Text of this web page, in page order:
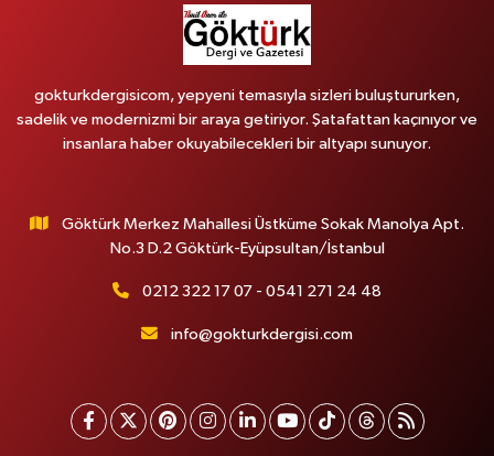
gokturkdergisicom, yepyeni temasıyla sizleri buluştururken,
sadelik ve modernizmi bir araya getiriyor. Şatafattan kaçınıyor ve
insanlara haber okuyabilecekleri bir altyapı sunuyor.
Göktürk Merkez Mahallesi Üstküme Sokak Manolya Apt.
No.3 D.2 Göktürk-Eyüpsultan/İstanbul
0212 322 17 07 - 0541 271 24 48
info@gokturkdergisi.com